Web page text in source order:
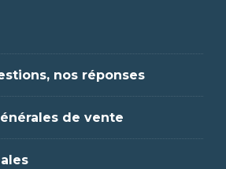
nos réponses
de vente